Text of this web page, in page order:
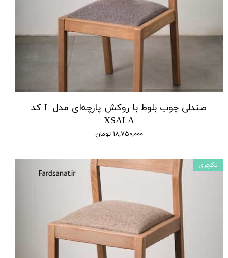
صندلی چوب بلوط با روکش پارچه‌ای مدل L کد
XSALA
۱۸,۷۵۰,۰۰۰ تومان
لاکچری